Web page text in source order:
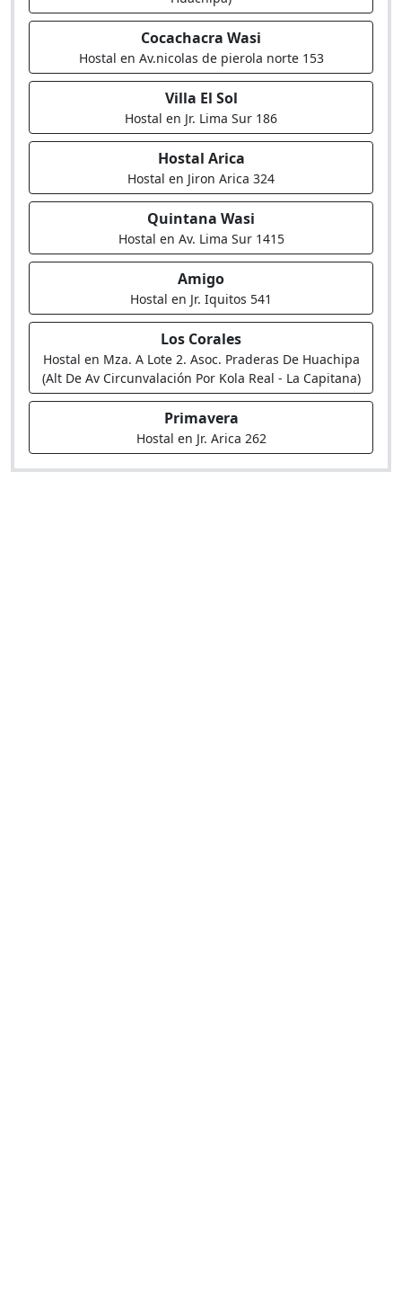
Cocachacra Wasi
Hostal en Av.nicolas de pierola norte 153
Villa El Sol
Hostal en Jr. Lima Sur 186
Hostal Arica
Hostal en Jiron Arica 324
Quintana Wasi
Hostal en Av. Lima Sur 1415
Amigo
Hostal en Jr. Iquitos 541
Los Corales
Hostal en Mza. A Lote 2. Asoc. Praderas De Huachipa
(Alt De Av Circunvalación Por Kola Real - La Capitana)
Primavera
Hostal en Jr. Arica 262